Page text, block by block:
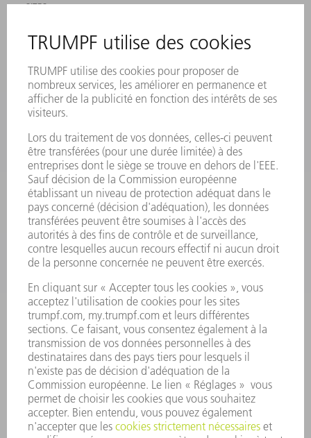
SITES
INSCRIPTION À LA NEWSLETTER
MYTRUMPF
PRODUITS
MACHINES & SYSTÈMES
LASER
ELECTRONIQUE DE PUISSANCE
OUTILS ÉLECTRIQUES
SMART FACTORY
LOGICIEL
SERVICES
APPLICATIONS
SECTEURS D'ACTIVITÉ
ENTREPRISE
CARRIÈRE
OFFRES D'EMPLOI
PROFIL DE L'ENTREPRISE
CONSEIL D'ADMINISTRATION
RAPPORT ANNUEL
PRINCIPES FONDAMENTAUX DE L'ENTREPRISE
CONFORMITÉ
SYSTÈME D'ALERTE
SÉCURITÉ
COMMUNIQUÉS DE PRESSE
MAGAZINE
DURABILITÉ
ENVIRONNEMENT ET CLIMAT
SOCIAL ET SOCIÉTÉ
GESTION D'ENTREPRISE